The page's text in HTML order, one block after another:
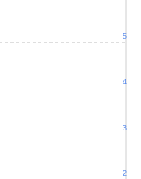
2
3
4
5